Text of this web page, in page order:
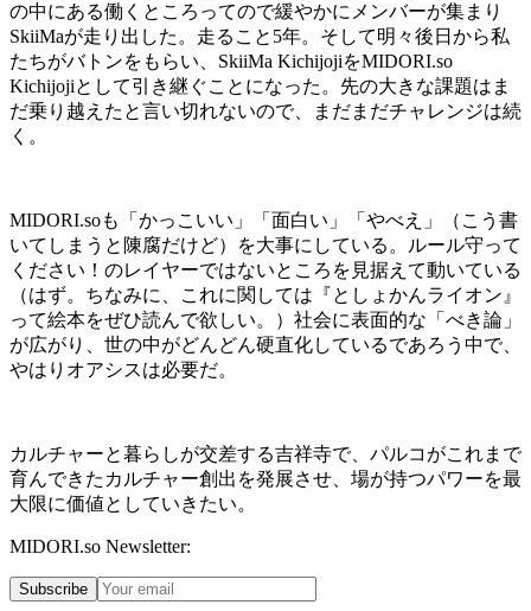
の中にある働くところってので緩やかにメンバーが集まり
SkiiMaが走り出した。走ること 5年。そして明々後日から私
たちがバトンをもらい、 SkiiMa KichijojiをMIDORI.so
Kichijojiとして引き継ぐことになった。先の大きな課題はま
だ乗り越えたと言い切れないので、まだまだチャレンジは続
く。
MIDORI.soも「かっこいい」「面白い」「やべえ」（こう書
いてしまうと陳腐だけど）を大事にしている。ルール守って
ください！のレイヤーではないところを見据えて動いている
（はず。ちなみに、これに関しては『としょかんライオン』
って絵本をぜひ読んで欲しい。）社会に表面的な「べき論」
が広がり、世の中がどんどん硬直化しているであろう中で、
やはりオアシスは必要だ。
カルチャーと暮らしが交差する吉祥寺で、パルコがこれまで
育んできたカルチャー創出を発展させ、場が持つパワーを最
大限に価値としていきたい。
MIDORI.so Newsletter:
Subscribe